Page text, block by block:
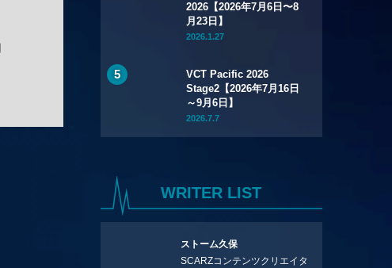
2026【2026年7月6日〜8
月23日】
2026.1.27
VCT Pacific 2026
Stage2【2026年7月16日
～9月6日】
2026.7.7
WRITER LIST
ストーム久保
SCARZコンテンツクリエイタ